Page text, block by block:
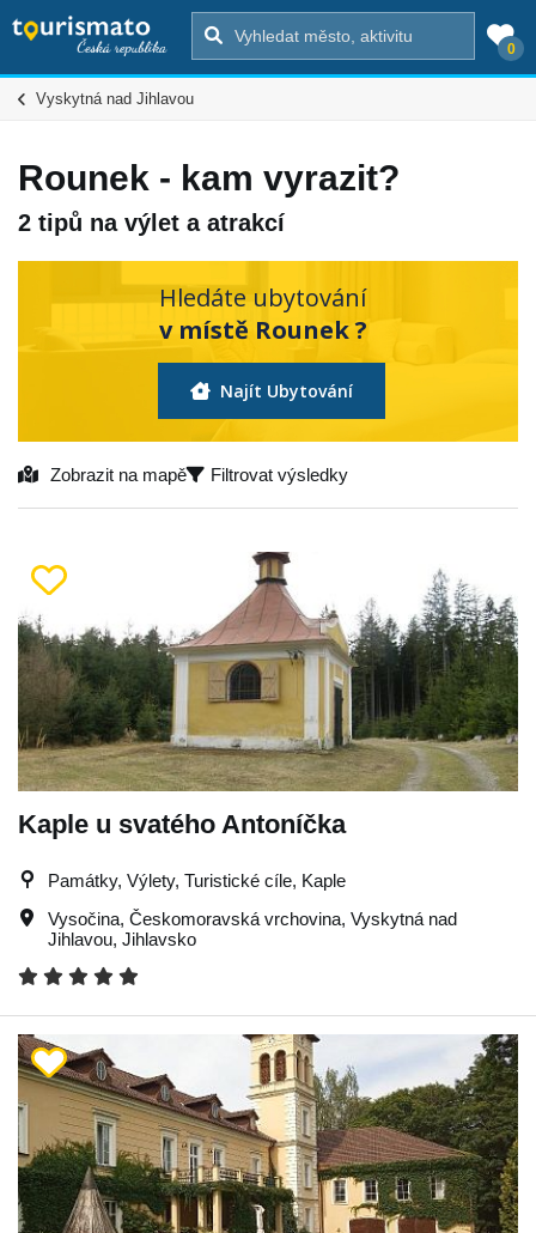
0
Vyskytná nad Jihlavou
Rounek - kam vyrazit?
2 tipů na výlet a atrakcí
Hledáte ubytování
v místě Rounek ?
Najít Ubytování
Zobrazit na mapě Filtrovat výsledky
Kaple u svatého Antoníčka
Památky, Výlety, Turistické cíle, Kaple
Vysočina, Českomoravská vrchovina, Vyskytná nad
Jihlavou, Jihlavsko